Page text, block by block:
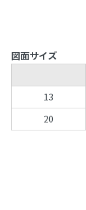
図面サイズ
13
20